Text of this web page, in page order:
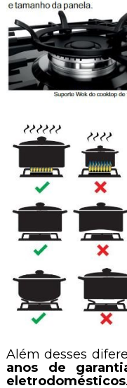
Além desses
anos de
eletrodomésticos